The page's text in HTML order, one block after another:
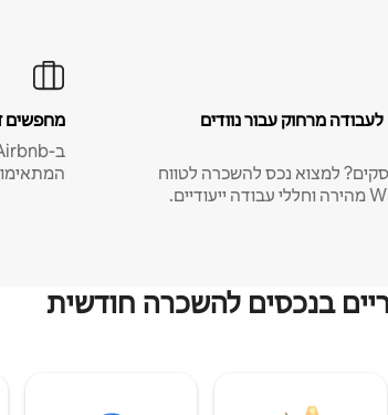
מרחוק עבור נוודים
למצוא נכס להשכרה לטווח
מחפשים
בנכסים להשכרה חודשית